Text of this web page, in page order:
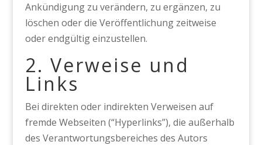
Ankündigung zu verändern, zu ergänzen, zu
löschen oder die Veröffentlichung zeitweise
oder endgültig einzustellen.
2. Verweise und
Links
Bei direkten oder indirekten Verweisen auf
fremde Webseiten (“Hyperlinks”), die außerhalb
des Verantwortungsbereiches des Autors